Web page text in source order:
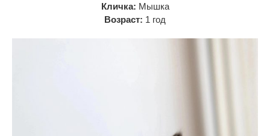
Кличка: Мышка
Возраст: 1 год